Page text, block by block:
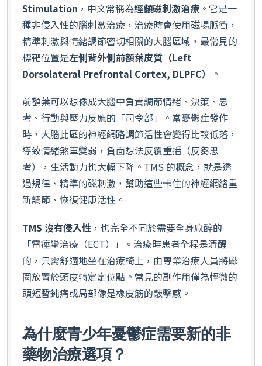
Stimulation ，中文常稱為經顱磁刺激治療 。它是一
種非侵入性的腦刺激治療，治療時會使用磁場脈衝，
精準刺激與情緒調節密切相關的大腦區域，最常見的
標靶位置是左側背外側前額葉皮質（Left
Dorsolateral Prefrontal Cortex, DLPFC）
。
前額葉可以想像成大腦中負責調節情緒、決策、思
考、行動與壓力反應的「司令部」。當憂鬱症發作
時，大腦此區的神經網路調節活性會變得比較低落，
導致情緒煞車變弱，負面想法反覆重播（反芻思
考），生活動力也大幅下降。TMS 的概念，就是透
過規律、精準的磁刺激，幫助這些卡住的神經網絡重
新調節、恢復健康活性。
TMS 沒有侵入性 ，也完全不同於需要全身麻醉的
「電痙攣治療（ECT）」。治療時患者全程是清醒
的，只需舒適地坐在治療椅上，由專業治療人員將磁
圈放置於頭皮特定定位點。常見的副作用僅為輕微的
頭短暫鈍痛或局部像是橡皮筋的敲擊感。
為什麼青少年憂鬱症需要新的非
藥物治療選項？